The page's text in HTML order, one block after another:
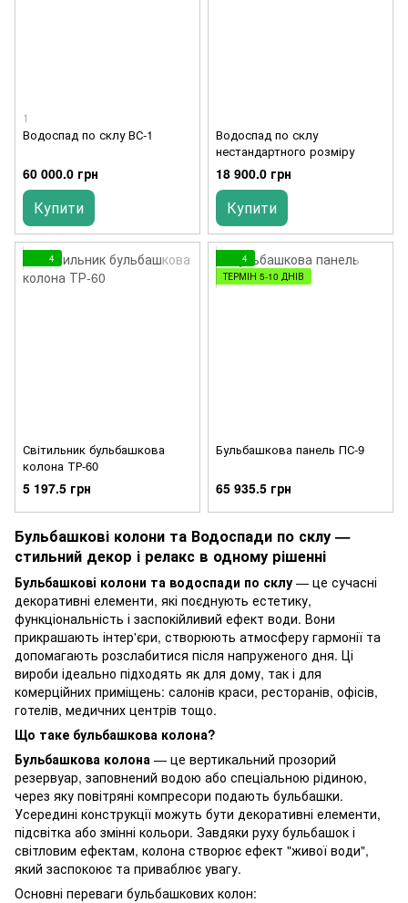
1
Водоспад по склу ВС-1
60 000.0 грн
Купити
Водоспад по склу
нестандартного розміру
18 900.0 грн
Купити
4
Світильник бульбашкова
колона ТР-60
5 197.5 грн
4
ТЕРМІН 5-10 ДНІВ
Бульбашкова панель ПС-9
65 935.5 грн
Бульбашкові колони та Водоспади по склу —
стильний декор і релакс в одному рішенні
Бульбашкові колони та водоспади по склу — це сучасні
декоративні елементи, які поєднують естетику,
функціональність і заспокійливий ефект води. Вони
прикрашають інтер'єри, створюють атмосферу гармонії та
допомагають розслабитися після напруженого дня. Ці
вироби ідеально підходять як для дому, так і для
комерційних приміщень: салонів краси, ресторанів, офісів,
готелів, медичних центрів тощо.
Що таке бульбашкова колона?
Бульбашкова колона — це вертикальний прозорий
резервуар, заповнений водою або спеціальною рідиною,
через яку повітряні компресори подають бульбашки.
Усередині конструкції можуть бути декоративні елементи,
підсвітка або змінні кольори. Завдяки руху бульбашок і
світловим ефектам, колона створює ефект "живої води",
який заспокоює та приваблює увагу.
Основні переваги бульбашкових колон: